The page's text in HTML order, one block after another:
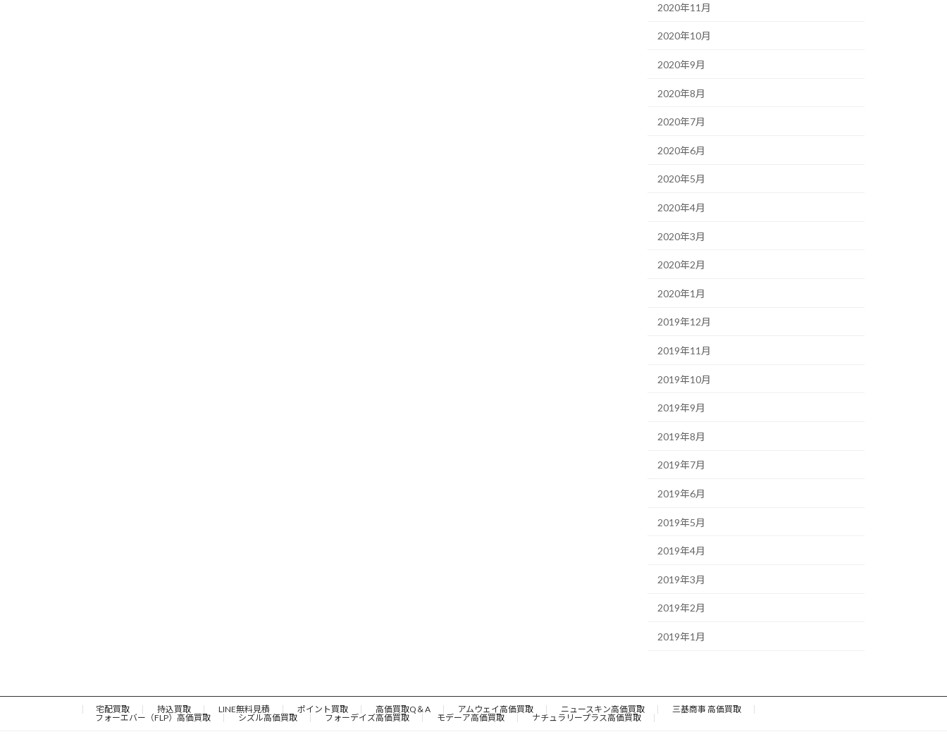
2020年11月
2020年10月
2020年9月
2020年8月
2020年7月
2020年6月
2020年5月
2020年4月
2020年3月
2020年2月
2020年1月
2019年12月
2019年11月
2019年10月
2019年9月
2019年8月
2019年7月
2019年6月
2019年5月
2019年4月
2019年3月
2019年2月
2019年1月
宅配買取 持込買取 LINE無料見積 ポイント買取 高価買取Q＆A アムウェイ高価買取 ニュースキン高価買取
三基商事 高価買取
フォーエバー（FLP）高価買取
シズル高価買取 フォーデイズ高価買取 モデーア高価買取 ナチュラリープラス高価買取